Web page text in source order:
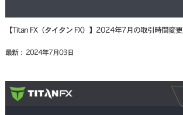
【Titan FX（タイタン FX）】2024年7月の取引時間変更
最新： 2024年7月03日